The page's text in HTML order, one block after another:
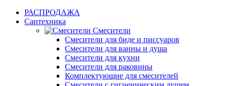
РАСПРОДАЖА
Сантехника
Смесители
Смесители для биде и писсуаров
Смесители для ванны и душа
Смесители для кухни
Смесители для раковины
Комплектующие для смесителей